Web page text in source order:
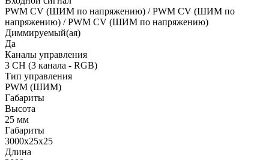
PWM СV (ШИМ по напряжению) / PWM СV (ШИМ по
напряжению) / PWM СV (ШИМ по напряжению)
Диммируемый(ая)
Да
Каналы управления
3 CH (3 канала - RGB)
Тип управления
PWM (ШИМ)
Габариты
Высота
25 мм
Габариты
3000x25x25
Длина